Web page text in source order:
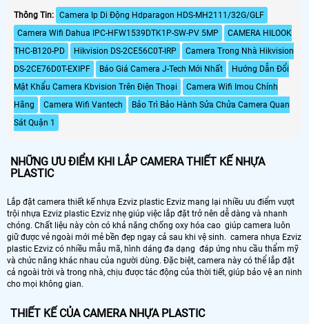
Thông Tin: Camera Ip Di Động Hdparagon HDS-MH2111/32G/GLF
Camera Wifi Dahua IPC-HFW1539DTK1P-SW-PV 5MP
CAMERA HILOOK
THC-B120-PD
Hikvision DS-2CE56C0T-IRP
Camera Trong Nhà Hikvision
DS-2CE76D0T-EXIPF
Báo Giá Camera J-Tech Mới Nhất
Hướng Dẫn Đổi
Mật Khẩu Camera Kbvision Trên Điện Thoại
Camera Wifi Imou Chính
Hãng
Camera Wifi Vantech
Bảo Trì Bảo Hành Sửa Chửa Camera Quan
Sát Quận 1
NHỮNG ƯU ĐIỂM KHI LẮP CAMERA THIẾT KẾ NHỰA
PLASTIC
Lắp đặt camera thiết kế nhựa Ezviz plastic Ezviz mang lại nhiều ưu điểm vượt
trội nhựa Ezviz plastic Ezviz nhẹ giúp việc lắp đặt trở nên dễ dàng và nhanh
chóng. Chất liệu này còn có khả năng chống oxy hóa cao giúp camera luôn
giữ được vẻ ngoài mới mẻ bền đẹp ngay cả sau khi vệ sinh. camera nhựa Ezviz
plastic Ezviz có nhiều mẫu mã, hình dáng đa dạng đáp ứng nhu cầu thẩm mỹ
và chức năng khác nhau của người dùng. Đặc biệt, camera này có thể lắp đặt
cả ngoài trời và trong nhà, chịu được tác động của thời tiết, giúp bảo vệ an ninh
cho mọi không gian.
THIẾT KẾ CỦA CAMERA NHỰA PLASTIC